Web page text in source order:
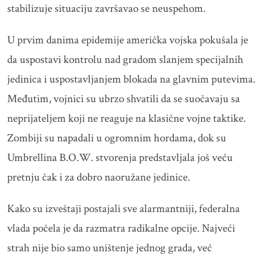
stabilizuje situaciju završavao se neuspehom.
U prvim danima epidemije američka vojska pokušala je
da uspostavi kontrolu nad gradom slanjem specijalnih
jedinica i uspostavljanjem blokada na glavnim putevima.
Međutim, vojnici su ubrzo shvatili da se suočavaju sa
neprijateljem koji ne reaguje na klasične vojne taktike.
Zombiji su napadali u ogromnim hordama, dok su
Umbrellina B.O.W. stvorenja predstavljala još veću
pretnju čak i za dobro naoružane jedinice.
Kako su izveštaji postajali sve alarmantniji, federalna
vlada počela je da razmatra radikalne opcije. Najveći
strah nije bio samo uništenje jednog grada, već